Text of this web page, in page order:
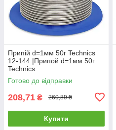
Припій d=1мм 50г Technics
12-144 |Припой d=1мм 50г
Technics
Готово до відправки
208,71 ₴ 260,89 ₴
Купити